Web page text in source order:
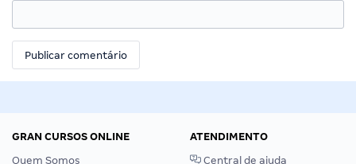
GRAN CURSOS ONLINE
Quem Somos
ATENDIMENTO
Central de ajuda